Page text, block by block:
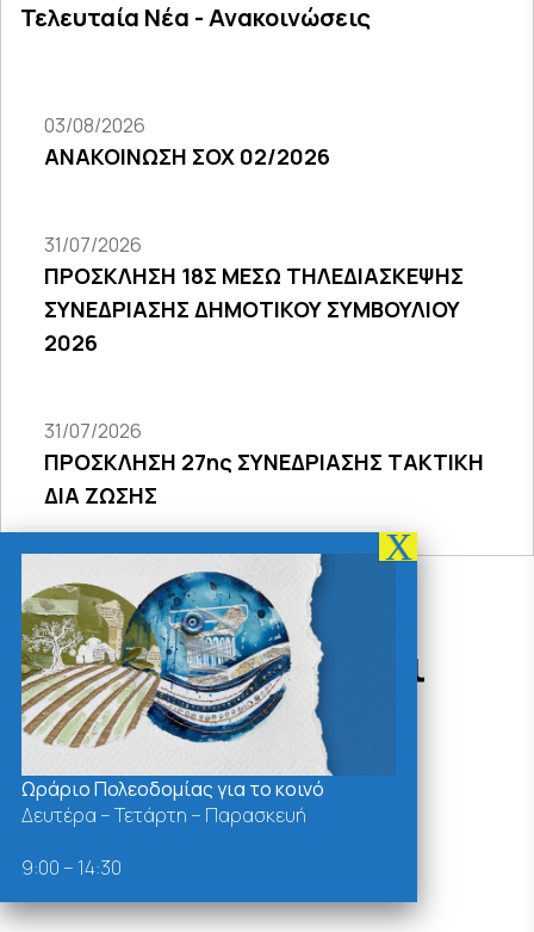
Τελευταία Νέα - Ανακοινώσεις
03/08/2026
ΑΝΑΚΟΙΝΩΣΗ ΣΟΧ 02/2026
31/07/2026
ΠΡΟΣΚΛΗΣΗ 18Σ ΜΕΣΩ ΤΗΛΕΔΙΑΣΚΕΨΗΣ
ΣΥΝΕΔΡΙΑΣΗΣ ΔΗΜΟΤΙΚΟΥ ΣΥΜΒΟΥΛΙΟΥ
2026
31/07/2026
ΠΡΟΣΚΛΗΣΗ 27ης ΣΥΝΕΔΡΙΑΣΗΣ ΤΑΚΤΙΚΗ
ΔΙΑ ΖΩΣΗΣ
Δράσεις - Χρήσιμοι
Σύνδεσμοι
Ωράριο Πολεοδομίας για το κοινό
Δευτέρα – Τετάρτη – Παρασκευή
9:00 – 14:30